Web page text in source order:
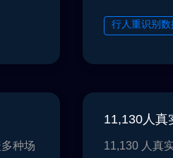
重识别任务
数据多样性
行人重识别数
种场
11,130人真
11,130 人真